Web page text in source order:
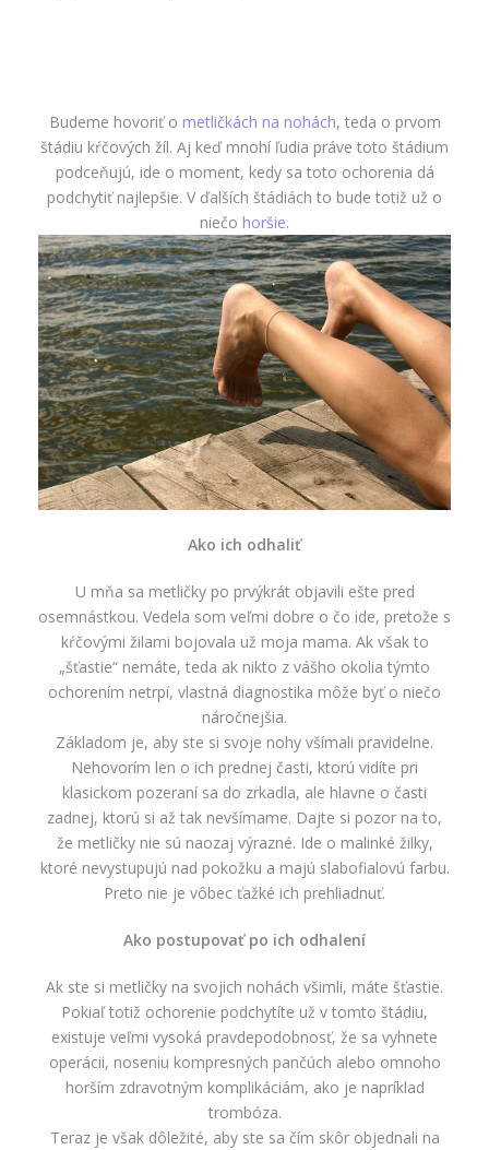
Budeme hovoriť o metličkách na nohách, teda o prvom
štádiu kŕčových žíl. Aj keď mnohí ľudia práve toto štádium
podceňujú, ide o moment, kedy sa toto ochorenia dá
podchytiť najlepšie. V ďalších štádiách to bude totiž už o
niečo horšie.
Ako ich odhaliť
U mňa sa metličky po prvýkrát objavili ešte pred
osemnástkou. Vedela som veľmi dobre o čo ide, pretože s
kŕčovými žilami bojovala už moja mama. Ak však to
„šťastie“ nemáte, teda ak nikto z vášho okolia týmto
ochorením netrpí, vlastná diagnostika môže byť o niečo
náročnejšia.
Základom je, aby ste si svoje nohy všímali pravidelne.
Nehovorím len o ich prednej časti, ktorú vidíte pri
klasickom pozeraní sa do zrkadla, ale hlavne o časti
zadnej, ktorú si až tak nevšímame. Dajte si pozor na to,
že metličky nie sú naozaj výrazné. Ide o malinké žilky,
ktoré nevystupujú nad pokožku a majú slabofialovú farbu.
Preto nie je vôbec ťažké ich prehliadnuť.
Ako postupovať po ich odhalení
Ak ste si metličky na svojich nohách všimli, máte šťastie.
Pokiaľ totiž ochorenie podchytíte už v tomto štádiu,
existuje veľmi vysoká pravdepodobnosť, že sa vyhnete
operácii, noseniu kompresných pančúch alebo omnoho
horším zdravotným komplikáciám, ako je napríklad
trombóza.
Teraz je však dôležité, aby ste sa čím skôr objednali na